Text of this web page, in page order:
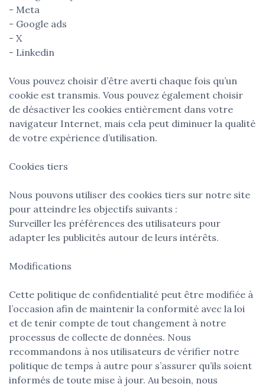
- Meta
- Google ads
- X
- Linkedin
Vous pouvez choisir d’être averti chaque fois qu’un
cookie est transmis. Vous pouvez également choisir
de désactiver les cookies entièrement dans votre
navigateur Internet, mais cela peut diminuer la qualité
de votre expérience d’utilisation.
Cookies tiers
Nous pouvons utiliser des cookies tiers sur notre site
pour atteindre les objectifs suivants :
Surveiller les préférences des utilisateurs pour
adapter les publicités autour de leurs intérêts.
Modifications
Cette politique de confidentialité peut être modifiée à
l’occasion afin de maintenir la conformité avec la loi
et de tenir compte de tout changement à notre
processus de collecte de données. Nous
recommandons à nos utilisateurs de vérifier notre
politique de temps à autre pour s’assurer qu’ils soient
informés de toute mise à jour. Au besoin, nous